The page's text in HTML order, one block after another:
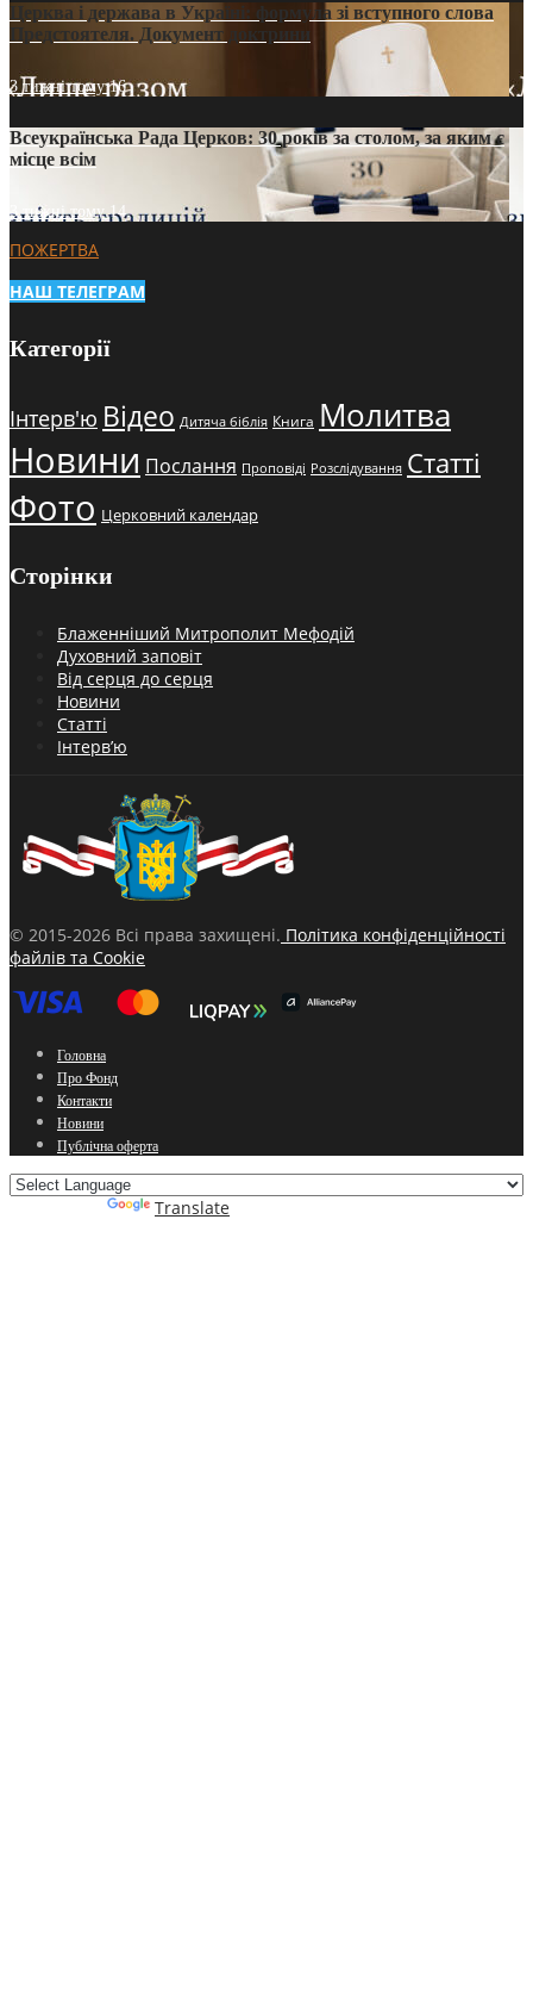
Церква і держава в Україні: формула зі вступного слова
Предстоятеля. Документ доктрини
3 тижні тому16
Всеукраїнська Рада Церков: 30 років за столом, за яким є
місце всім
3 тижні тому14
ПОЖЕРТВА
НАШ ТЕЛЕГРАМ
Категорії
Інтерв'ю Відео Дитяча біблія Книга Молитва
Новини Послання Проповіді Розслідування Статті
Фото Церковний календар
Сторінки
Блаженніший Митрополит Мефодій
Духовний заповіт
Від серця до серця
Новини
Статті
Інтерв’ю
© 2015-2026 Всі права захищені. Політика конфіденційності
файлів та Cookie
Головна
Про Фонд
Контакти
Новини
Публічна оферта
Translate